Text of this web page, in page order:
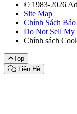
© 1983-2026
Site Map
Chính Sách
Do Not Sell My
Chính sách
Top
Liên Hệ